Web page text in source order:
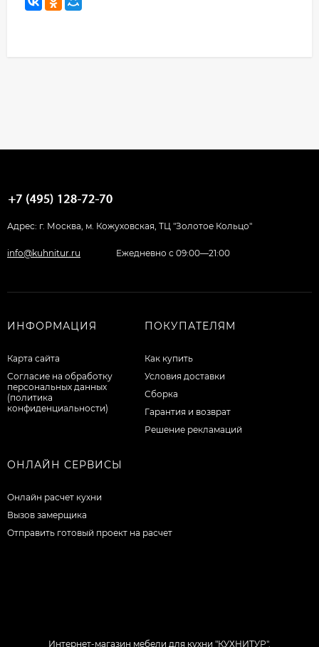
Адрес: г. Москва, м. Кожуховская, ТЦ "Золотое Кольцо"
info@kuhnitur.ru Ежедневно с 09:00—21:00
ИНФОРМАЦИЯ
Карта сайта
Согласие на обработку
персональных данных
(политика
конфиденциальности)
ПОКУПАТЕЛЯМ
Как купить
Условия доставки
Сборка
Гарантия и возврат
Решение рекламаций
ОНЛАЙН СЕРВИСЫ
Онлайн расчет кухни
Вызов замерщика
Отправить готовый проект на расчет
Интернет-магазин мебели для кухни "КУХНИТУР".